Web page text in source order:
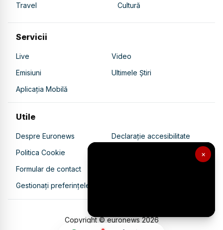
×
Travel
Cultură
Servicii
Live
Video
Emisiuni
Ultimele Știri
Aplicația Mobilă
Utile
Despre Euronews
Declarație accesibilitate
Politica Cookie
Politica de confidențialitate
Formular de contact
Gestionați preferințele
Copyright © euronews2026